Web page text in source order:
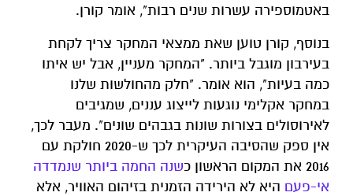
באטמוספירה עשרות שנים רבות", אומר קורן.
בנוסף, קורן טוען שאת ממצאי המחקר צריך לקחת
בעירבון מוגבל ביותר. "המחקר מעניין, אבל יש איתו
כמה בעיות", הוא אומר. "חלק מהחולשות שלנו
במחקר אקלימי נוגעות לייצוג עננים, שמגיבים
לאירוסולים בצורות שונות בגבהים שונים". מעבר לכך,
אין ספק שהסיבה העיקרית לכך ש-2020 חולקת עם
2016 את המקום הראשון כ
שנה החמה ביותר שנמדדה
אי-פעם היא לא הירידה הזמנית בזיהום האוויר, אלא